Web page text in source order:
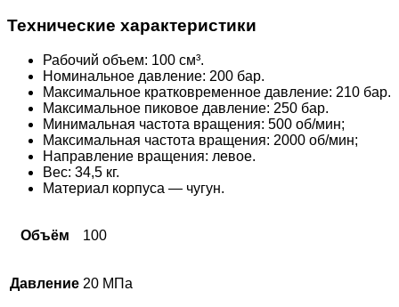
Технические характеристики
Рабочий объем: 100 см³.
Номинальное давление: 200 бар.
Максимальное кратковременное давление: 210 бар.
Максимальное пиковое давление: 250 бар.
Минимальная частота вращения: 500 об/мин;
Максимальная частота вращения: 2000 об/мин;
Направление вращения: левое.
Вес: 34,5 кг.
Материал корпуса — чугун.
Объём 100
Давление 20 МПа